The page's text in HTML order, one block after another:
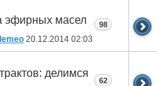
эфирных масел
20.12.2014 02:03
98
делимся
62